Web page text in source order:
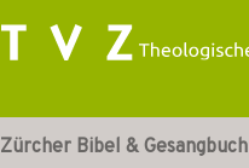
Zürcher Bibel & Gesangbuch